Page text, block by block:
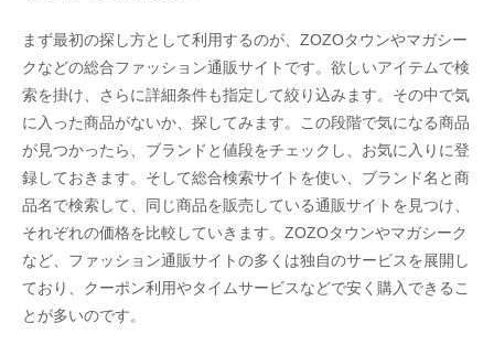
まず最初の探し方として利用するのが、ZOZOタウンやマガシー
クなどの総合ファッション通販サイトです。欲しいアイテムで検
索を掛け、さらに詳細条件も指定して絞り込みます。その中で気
に入った商品がないか、探してみます。この段階で気になる商品
が見つかったら、ブランドと値段をチェックし、お気に入りに登
録しておきます。そして総合検索サイトを使い、ブランド名と商
品名で検索して、同じ商品を販売している通販サイトを見つけ、
それぞれの価格を比較していきます。ZOZOタウンやマガシーク
など、ファッション通販サイトの多くは独自のサービスを展開し
ており、クーポン利用やタイムサービスなどで安く購入できるこ
とが多いのです。